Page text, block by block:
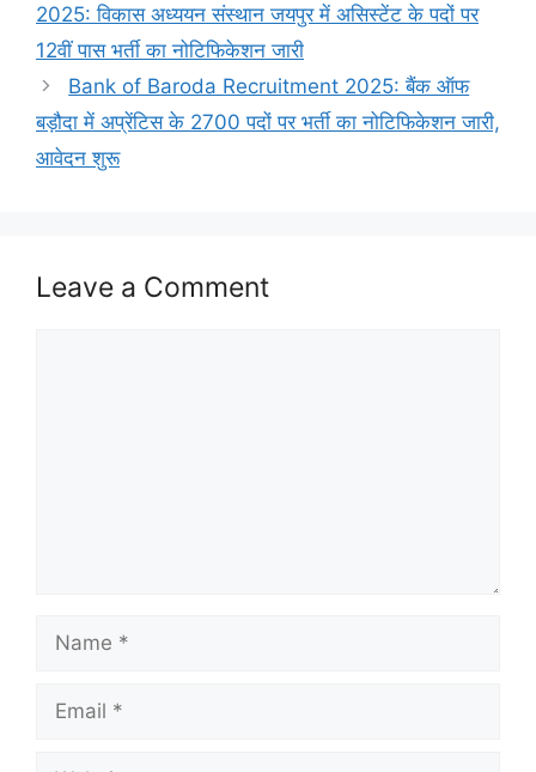
2025: विकास अध्ययन संस्थान जयपुर में असिस्टेंट के पदों पर
12वीं पास भर्ती का नोटिफिकेशन जारी
Bank of Baroda Recruitment 2025: बैंक ऑफ
बड़ौदा में अप्रेंटिस के 2700 पदों पर भर्ती का नोटिफिकेशन जारी,
आवेदन शुरू
Leave a Comment